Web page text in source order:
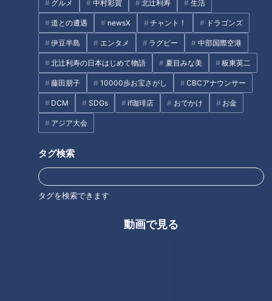
グルメ 中村彩賀 北辻利寿 生活
道との遭遇 newsX チャント！ ドラゴンズ
伊豆半島 エンタメ ラグビー 中部国際空港
北辻利寿の日本はじめて物語 夏目みな美 板東英二
藤田朋子 10000歩お宝さがし CBCアナウンサー
DCM SDGs if珈琲店 おでかけ お金
アジア大会
タグ検索
タグを検索できます
動画で見る
一番人気は脂がのった「牛ハラミ」。8等級に格付けされるア
メリカ産牛肉の上位2等級のお肉のみを使用し、柔らかく食べ
応えがあるのが特長です。JPさんはマツコ・デラックスさん
のモノマネで食リポ。「うまっ！ちょっとまって！食べ放題の
お肉だから硬いかと思ってたのよ！柔らかい！食べ放題とは思
えない！やるわね！」と絶賛します。